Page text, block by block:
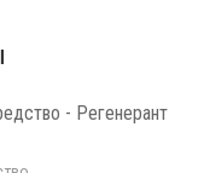
- Регенерант